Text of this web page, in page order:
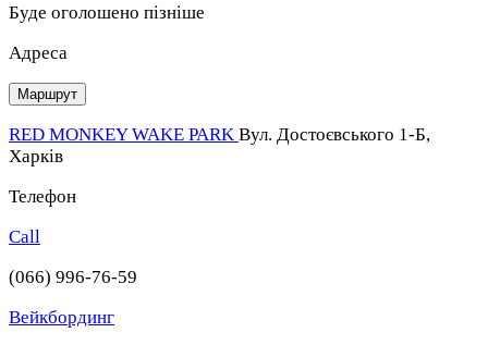
Буде оголошено пізніше
Адреса
Маршрут
RED MONKEY WAKE PARK Вул. Достоєвського 1-Б,
Харків
Телефон
Call
(066) 996-76-59
Вейкбординг